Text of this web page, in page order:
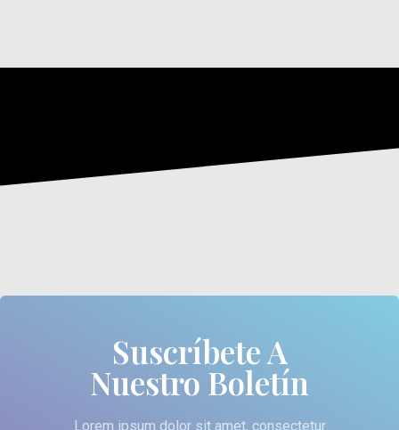
Suscríbete A
Nuestro Boletín
Lorem ipsum dolor sit amet, consectetur